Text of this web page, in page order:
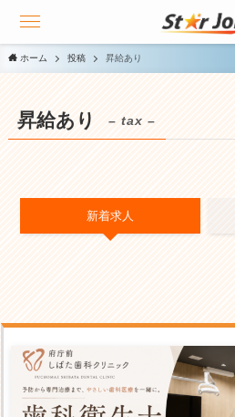
ホーム 投稿 昇給あり
昇給あり – tax –
新着求人